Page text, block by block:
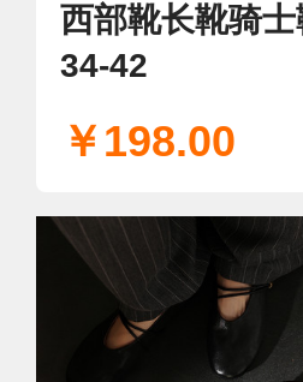
西部靴长靴骑
34-42
￥198.00